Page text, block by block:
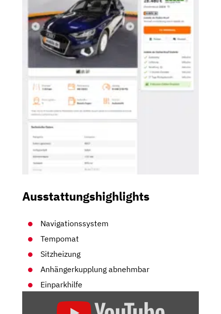
Ausstattungshighlights
Navigationssystem
Tempomat
Sitzheizung
Anhängerkupplung abnehmbar
Einparkhilfe